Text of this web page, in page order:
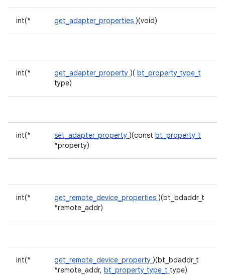
int(* get_adapter_properties )(void)
int(* get_adapter_property )( bt_property_type_t
type)
int(* set_adapter_property )(const bt_property_t
*property)
int(* get_remote_device_properties )(bt_bdaddr_t
*remote_addr)
int(* get_remote_device_property )(bt_bdaddr_t
*remote_addr, bt_property_type_t type)